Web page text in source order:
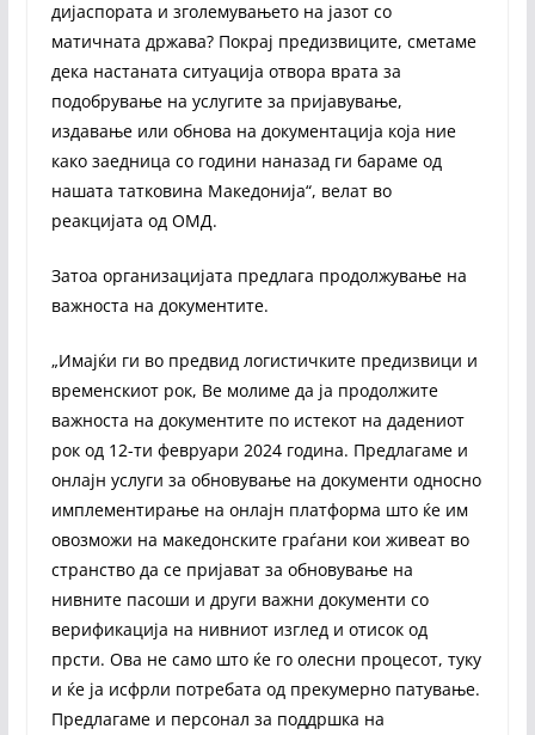
дијаспората и зголемувањето на јазот со
матичната држава? Покрај предизвиците, сметаме
дека настаната ситуација отвора врата за
подобрување на услугите за пријавување,
издавање или обнова на документација која ние
како заедница со години наназад ги бараме од
нашата татковина Македонија“, велат во
реакцијата од ОМД.
Затоа организацијата предлага продолжување на
важноста на документите.
„Имајќи ги во предвид логистичките предизвици и
временскиот рок, Ве молиме да ја продолжите
важноста на документите по истекот на дадениот
рок од 12-ти февруари 2024 година. Предлагаме и
онлајн услуги за обновување на документи односно
имплементирање на онлајн платформа што ќе им
овозможи на македонските граѓани кои живеат во
странство да се пријават за обновување на
нивните пасоши и други важни документи со
верификација на нивниот изглед и отисок од
прсти. Ова не само што ќе го олесни процесот, туку
и ќе ја исфрли потребата од прекумерно патување.
Предлагаме и персонал за поддршка на